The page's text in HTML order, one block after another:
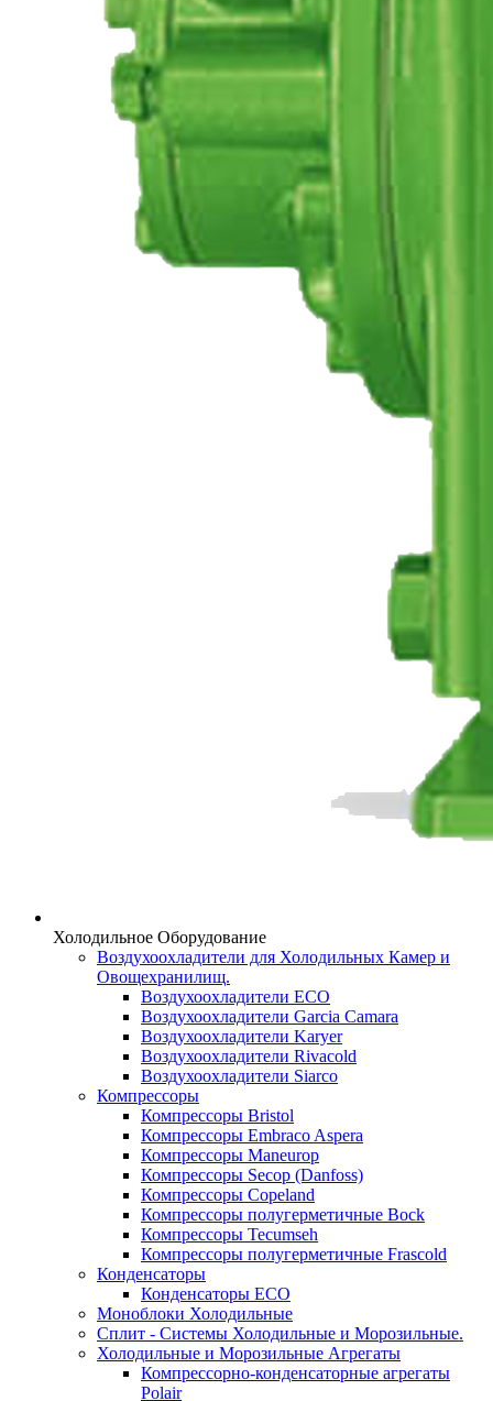
Холодильное Оборудование
Воздухоохладители для Холодильных Камер и
Овощехранилищ.
Воздухоохладители ECO
Воздухоохладители Garcia Camara
Воздухоохладители Karyer
Воздухоохладители Rivacold
Воздухоохладители Siarco
Компрессоры
Компрессоры Bristol
Компрессоры Embraco Aspera
Компрессоры Maneurop
Компрессоры Secop (Danfoss)
Компрессоры Copeland
Компрессоры полугерметичные Bock
Компрессоры Tecumseh
Компрессоры полугерметичные Frascold
Конденсаторы
Конденсаторы ECO
Моноблоки Холодильные
Сплит - Системы Холодильные и Морозильные.
Холодильные и Морозильные Агрегаты
Компрессорно-конденсаторные агрегаты
Polair